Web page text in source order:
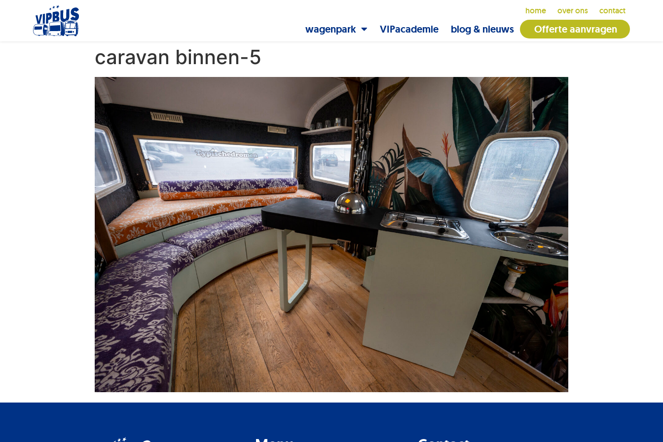
home over ons contact
wagenpark VIPacademie blog & nieuws Offerte aanvragen
caravan binnen-5